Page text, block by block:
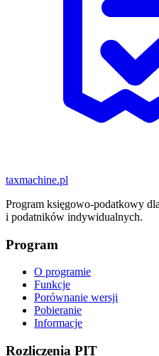
taxmachine.pl
Program księgowo-podatkowy
i podatników indywidualnych.
Program
O programie
Funkcje
Porównanie wersji
Pobieranie
Informacje
Rozliczenia PIT